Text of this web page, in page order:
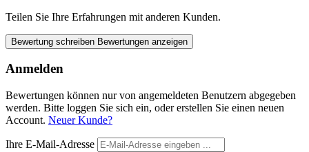
Teilen Sie Ihre Erfahrungen mit anderen Kunden.
Bewertung schreiben Bewertungen anzeigen
Anmelden
Bewertungen können nur von angemeldeten Benutzern abgegeben
werden. Bitte loggen Sie sich ein, oder erstellen Sie einen neuen
Account. Neuer Kunde?
Ihre E-Mail-Adresse